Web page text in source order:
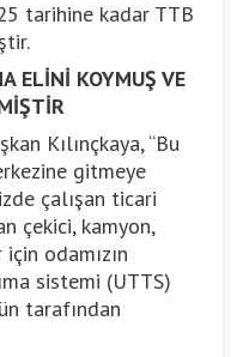
tarihine kadar TTB
ELİNİ KOYMUŞ VE
Kılınçkaya, “Bu
gitmeye
çalışan ticari
çekici, kamyon,
odamızın
sistemi (UTTS)
tarafından